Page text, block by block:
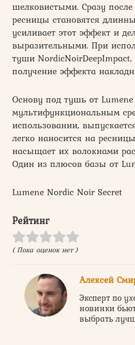
шелковистыми. Сразу
ресницы становятся
усиливает этот эффект и
выразительными. При
туши NordicNoirDeepImpact,
получение эффекта
Основу под тушь от
мультифункциональным
использовании,
легко наносится на
насыщает их волокнами
Один из плюсов базы от
Lumene Nordic Noir Secret
Рейтинг
( Пока оценок нет )
Алексей
Эксперт по
новинки
выбрать